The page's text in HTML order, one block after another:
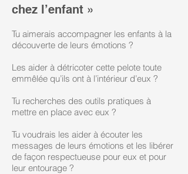
chez l’enfant »
Tu aimerais accompagner les enfants à la
découverte de leurs émotions ?
Les aider à détricoter cette pelote toute
emmêlée qu’ils ont à l’intérieur d’eux ?
Tu recherches des outils pratiques à
mettre en place avec eux ?
Tu voudrais les aider à écouter les
messages de leurs émotions et les libérer
de façon respectueuse pour eux et pour
leur entourage ?